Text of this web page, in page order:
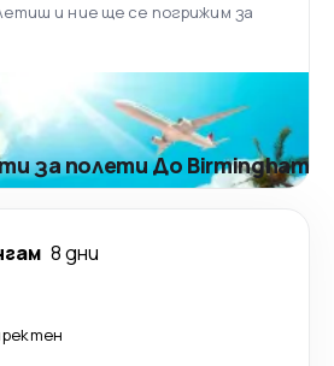
и ние ще се погрижим за
за полети До Birmingham
8 дни